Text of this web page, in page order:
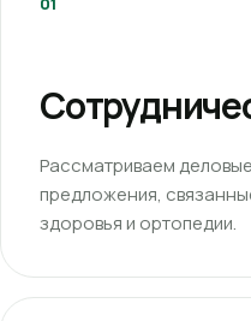
Рассматриваем
предложения,
здоровья и ортопедии.